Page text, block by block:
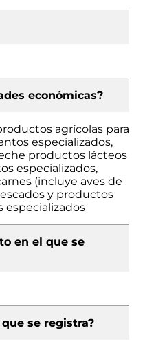
económicas?
agrícolas para
especializados,
productos lácteos
especializados,
(incluye aves de
y productos
en el que se
se registra?